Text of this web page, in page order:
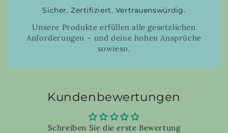
Sicher. Zertifiziert. Vertrauenswürdig.
Unsere Produkte erfüllen alle gesetzlichen
Anforderungen – und deine hohen Ansprüche
sowieso.
Kundenbewertungen
Schreiben Sie die erste Bewertung